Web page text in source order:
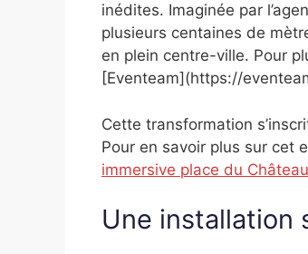
inédites. Imaginée par
plusieurs centaines de
en plein centre-ville. Pour
[Eventeam](https://
Cette transformation
Pour en savoir plus sur cet
immersive place du Château
Une installation